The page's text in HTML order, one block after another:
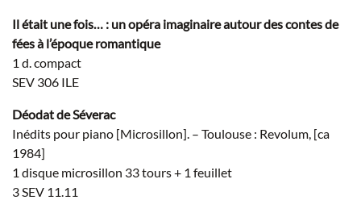
Il était une fois… : un opéra imaginaire autour des contes de
fées à l’époque romantique
1 d. compact
SEV 306 ILE
Déodat de Séverac
Inédits pour piano [Microsillon]. – Toulouse : Revolum, [ca
1984]
1 disque microsillon 33 tours + 1 feuillet
3 SEV 11.11